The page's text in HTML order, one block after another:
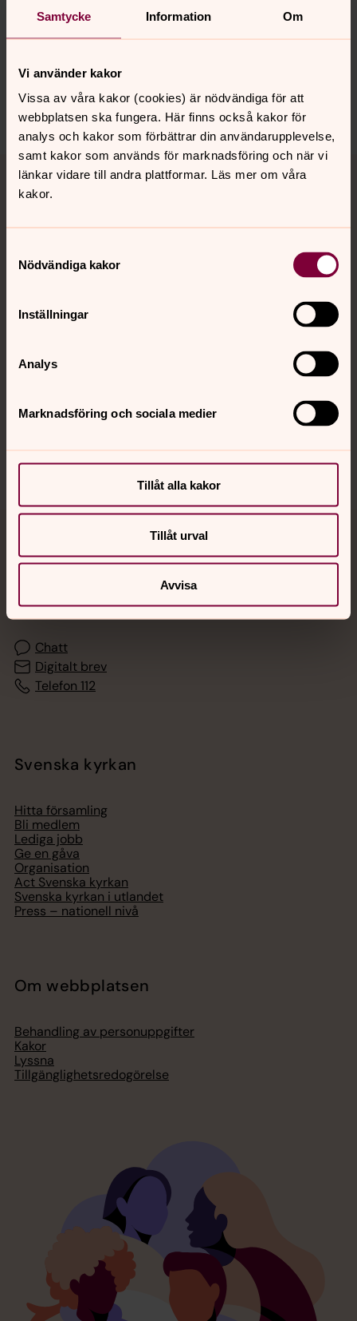
Samtycke Information Om
Vi använder kakor
Vissa av våra kakor (cookies) är nödvändiga för att
webbplatsen ska fungera. Här finns också kakor för
analys och kakor som förbättrar din användarupplevelse,
samt kakor som används för marknadsföring och när vi
länkar vidare till andra plattformar. Läs mer om våra
kakor.
Nödvändiga kakor
Inställningar
Analys
Marknadsföring och sociala medier
Tillåt alla kakor
Tillåt urval
Avvisa
Ladda ner 2019 års katalog.
Dela
Tillbaka till toppen
Tillbaka till innehållet
Hitta snabbt
Sociala kanaler
Akut samtals- och krisstöd. Prata eller chatta anonymt
med en präst på kvällar och nätter.
Chatt
Digitalt brev
Telefon 112
Svenska kyrkan
Hitta församling
Bli medlem
Lediga jobb
Ge en gåva
Organisation
Act Svenska kyrkan
Svenska kyrkan i utlandet
Press – nationell nivå
Om webbplatsen
Behandling av personuppgifter
Kakor
Lyssna
Tillgänglighetsredogörelse